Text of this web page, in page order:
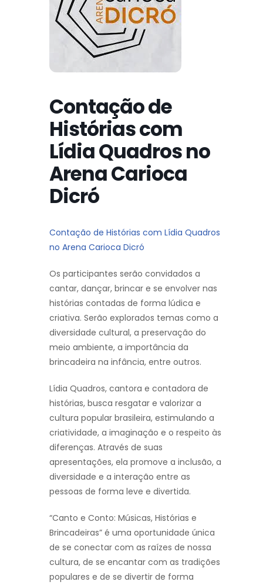
Contação de
Histórias com
Lídia Quadros no
Arena Carioca
Dicró
Contação de Histórias com Lídia Quadros
no Arena Carioca Dicró
Os participantes serão convidados a
cantar, dançar, brincar e se envolver nas
histórias contadas de forma lúdica e
criativa. Serão explorados temas como a
diversidade cultural, a preservação do
meio ambiente, a importância da
brincadeira na infância, entre outros.
Lídia Quadros, cantora e contadora de
histórias, busca resgatar e valorizar a
cultura popular brasileira, estimulando a
criatividade, a imaginação e o respeito às
diferenças. Através de suas
apresentações, ela promove a inclusão, a
diversidade e a interação entre as
pessoas de forma leve e divertida.
“Canto e Conto: Músicas, Histórias e
Brincadeiras” é uma oportunidade única
de se conectar com as raízes de nossa
cultura, de se encantar com as tradições
populares e de se divertir de forma